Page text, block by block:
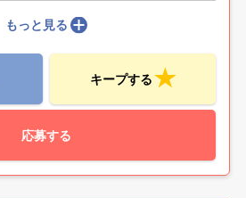
もっと見る
キープする
応募する